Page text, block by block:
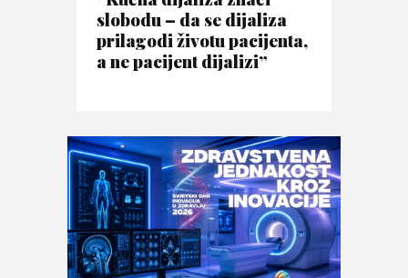
slobodu – da se dijaliza
prilagodi životu pacijenta,
a ne pacijent dijalizi”